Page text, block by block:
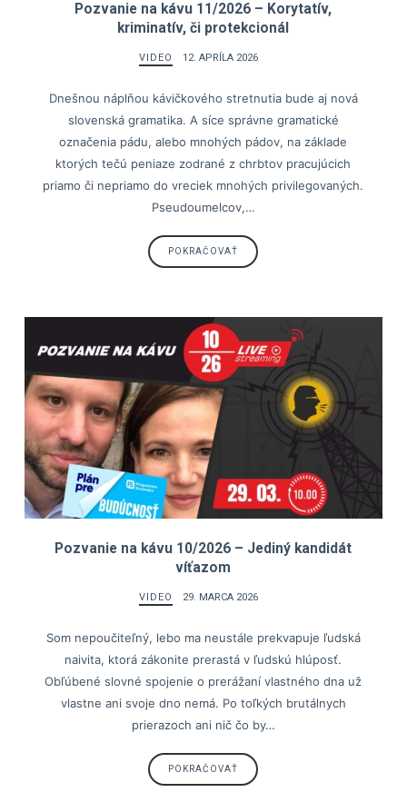
Pozvanie na kávu 11/2026 – Korytatív,
kriminatív, či protekcionál
VIDEO 12. APRÍLA 2026
Dnešnou náplňou kávičkového stretnutia bude aj nová
slovenská gramatika. A síce správne gramatické
označenia pádu, alebo mnohých pádov, na základe
ktorých tečú peniaze zodrané z chrbtov pracujúcich
priamo či nepriamo do vreciek mnohých privilegovaných.
Pseudoumelcov,…
POKRAČOVAŤ
Pozvanie na kávu 10/2026 – Jediný kandidát
víťazom
VIDEO 29. MARCA 2026
Som nepoučiteľný, lebo ma neustále prekvapuje ľudská
naivita, ktorá zákonite prerastá v ľudskú hlúposť.
Obľúbené slovné spojenie o prerážaní vlastného dna už
vlastne ani svoje dno nemá. Po toľkých brutálnych
prierazoch ani nič čo by…
POKRAČOVAŤ